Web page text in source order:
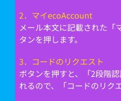
2．マイecoAccount
メール本文に記載された
タンを押します。
3．コードのリクエスト
ボタンを押すと、「2段階
れるので、「コードのリク